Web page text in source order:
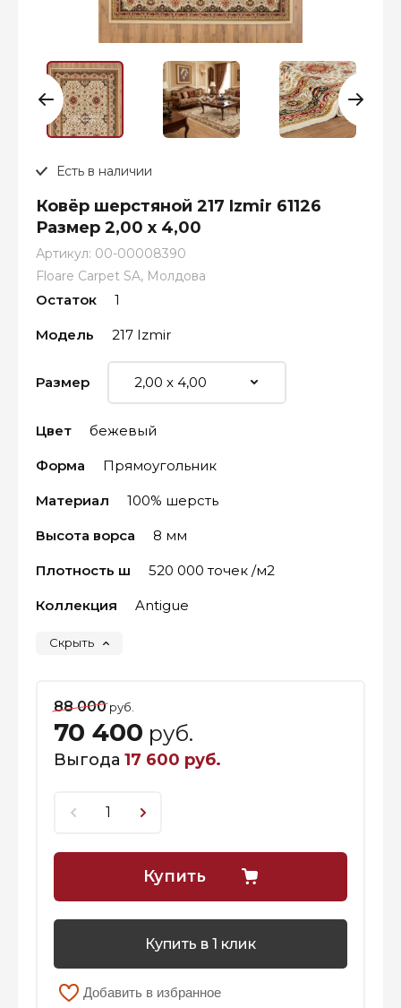
Есть в наличии
Ковёр шерстяной 217 Izmir 61126
Размер 2,00 х 4,00
Артикул: 00-00008390
Floare Carpet SA, Молдова
Остаток 1
Модель 217 Izmir
Размер
Цвет бежевый
Форма Прямоугольник
Материал 100% шерсть
Высота ворса 8 мм
Плотность ш 520 000 точек /м2
Коллекция Antigue
Скрыть
88 000руб.
70 400 руб.
Выгода 17 600 руб.
Купить
Купить в 1 клик
Добавить в избранное